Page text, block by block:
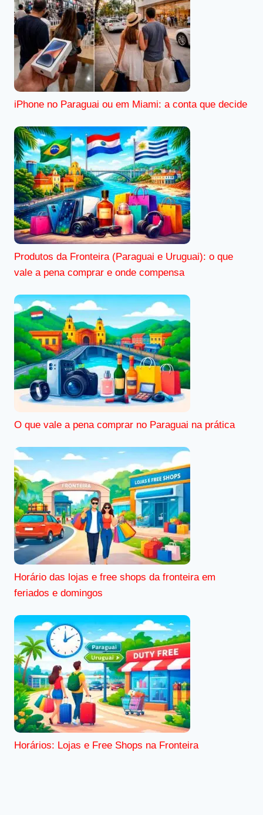
iPhone no Paraguai ou em Miami: a conta que decide
Produtos da Fronteira (Paraguai e Uruguai): o que
vale a pena comprar e onde compensa
O que vale a pena comprar no Paraguai na prática
Horário das lojas e free shops da fronteira em
feriados e domingos
Horários: Lojas e Free Shops na Fronteira